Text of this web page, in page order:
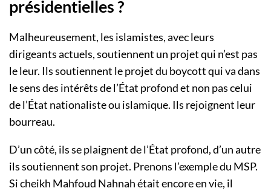
présidentielles ?
Malheureusement, les islamistes, avec leurs
dirigeants actuels, soutiennent un projet qui n’est pas
le leur. Ils soutiennent le projet du boycott qui va dans
le sens des intérêts de l’État profond et non pas celui
de l’État nationaliste ou islamique. Ils rejoignent leur
bourreau.
D’un côté, ils se plaignent de l’État profond, d’un autre
ils soutiennent son projet. Prenons l’exemple du MSP.
Si cheikh Mahfoud Nahnah était encore en vie, il